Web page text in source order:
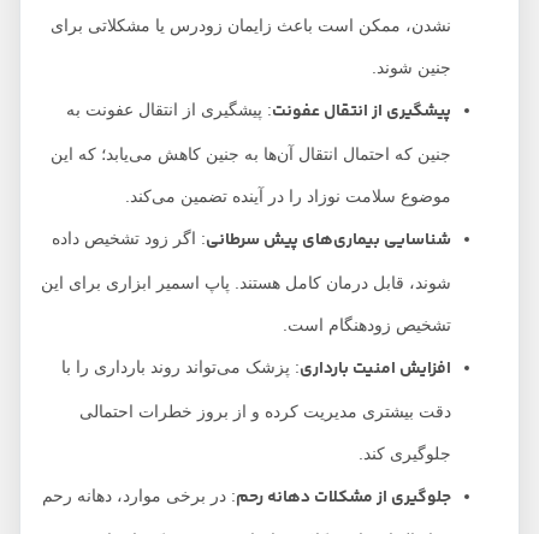
نشدن، ممکن است باعث زایمان زودرس یا مشکلاتی برای
جنین شوند.
پیشگیری از انتقال عفونت: پیشگیری از انتقال عفونت به
جنین که احتمال انتقال آن‌ها به جنین کاهش می‌یابد؛ که این
موضوع سلامت نوزاد را در آینده تضمین می‌کند.
شناسایی بیماری‌های پیش سرطانی: اگر زود تشخیص داده
شوند، قابل درمان کامل هستند. پاپ اسمیر ابزاری برای این
تشخیص زودهنگام است.
افزایش امنیت بارداری: پزشک می‌تواند روند بارداری را با
دقت بیشتری مدیریت کرده و از بروز خطرات احتمالی
جلوگیری کند.
جلوگیری از مشکلات دهانه رحم: در برخی موارد، دهانه رحم